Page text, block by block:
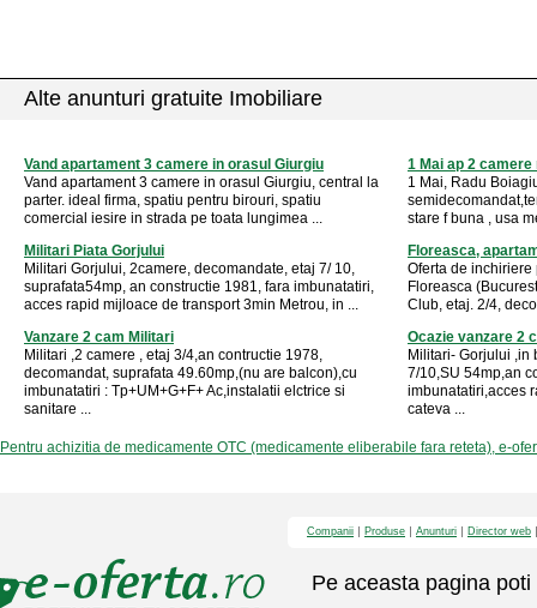
Alte anunturi gratuite Imobiliare
Vand apartament 3 camere in orasul Giurgiu
Vand apartament 3 camere in orasul Giurgiu, central la
parter. ideal firma, spatiu pentru birouri, spatiu
comercial iesire in strada pe toata lungimea ...
1 Mai ap 2 camere
1 Mai, Radu
stare f buna , usa
Militari Piata Gorjului
Militari Gorjului, 2camere, decomandate, etaj 7/ 10,
suprafata54mp, an constructie 1981, fara imbunatatiri,
acces rapid mijloace de transport 3min Metrou, in ...
Floreasca,
Oferta de
Floreasca
Club, etaj. 2/4,
Vanzare 2 cam Militari
Militari ,2 camere , etaj 3/4,an contructie 1978,
decomandat, suprafata 49.60mp,(nu are balcon),cu
imbunatatiri : Tp+UM+G+F+ Ac,instalatii elctrice si
sanitare ...
Ocazie vanzare 2
Militari- Gorjului ,in
7/10,SU 54mp,an
imbunatatiri,acces
cateva ...
Pentru achizitia de medicamente OTC (medicamente eliberabile fara reteta), e-
Companii Produse Anunturi Director web
Pe aceasta pagina poti